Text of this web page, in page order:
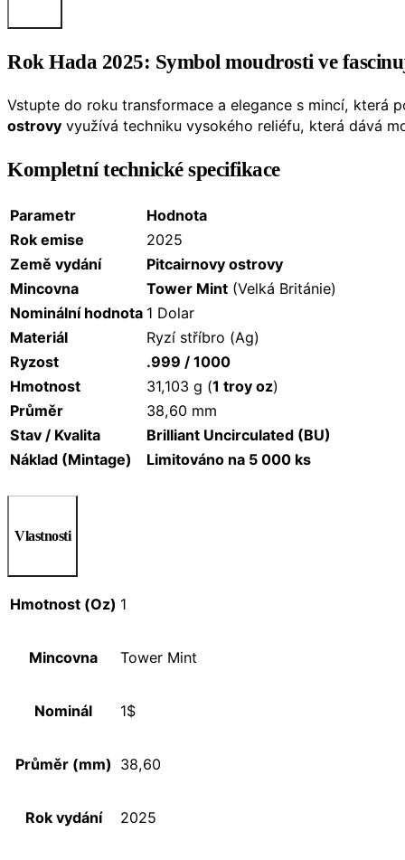
Rok Hada 2025: Symbol moudrosti ve
Vstupte do roku transformace a elegance s mincí, která
ostrovy využívá techniku vysokého reliéfu, která dává
Kompletní technické specifikace
Parametr
Hodnota
Rok emise
2025
Země vydání
Pitcairnovy ostrovy
Mincovna
Tower Mint (Velká Británie)
Nominální hodnota 1 Dolar
Materiál
Ryzí stříbro (Ag)
Ryzost
.999 / 1000
Hmotnost
31,103 g (1 troy oz)
Průměr
38,60 mm
Stav / Kvalita
Brilliant Uncirculated (BU)
Náklad (Mintage)
Limitováno na 5 000 ks
Vlastnosti
Hmotnost (Oz) 1
Mincovna Tower Mint
Nominál 1$
Průměr (mm) 38,60
Rok vydání 2025